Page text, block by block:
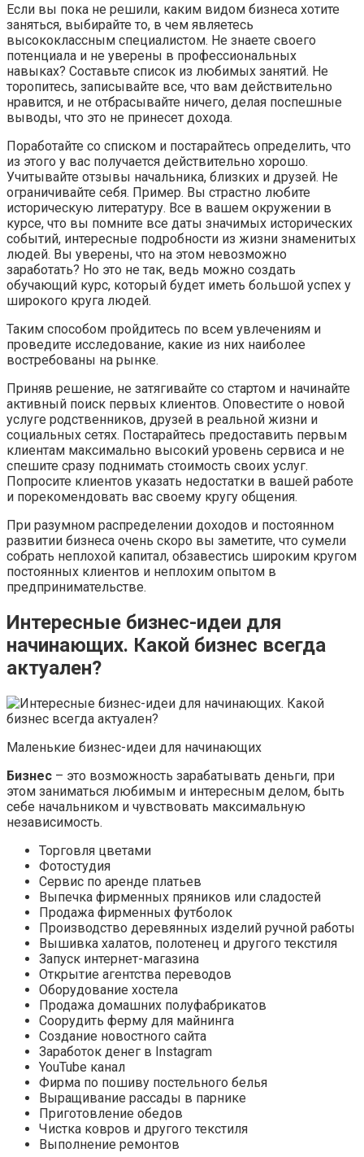
Если вы пока не решили, каким видом бизнеса хотите
заняться, выбирайте то, в чем являетесь
высококлассным специалистом. Не знаете своего
потенциала и не уверены в профессиональных
навыках? Составьте список из любимых занятий. Не
торопитесь, записывайте все, что вам действительно
нравится, и не отбрасывайте ничего, делая поспешные
выводы, что это не принесет дохода.
Поработайте со списком и постарайтесь определить, что
из этого у вас получается действительно хорошо.
Учитывайте отзывы начальника, близких и друзей. Не
ограничивайте себя. Пример. Вы страстно любите
историческую литературу. Все в вашем окружении в
курсе, что вы помните все даты значимых исторических
событий, интересные подробности из жизни знаменитых
людей. Вы уверены, что на этом невозможно
заработать? Но это не так, ведь можно создать
обучающий курс, который будет иметь большой успех у
широкого круга людей.
Таким способом пройдитесь по всем увлечениям и
проведите исследование, какие из них наиболее
востребованы на рынке.
Приняв решение, не затягивайте со стартом и начинайте
активный поиск первых клиентов. Оповестите о новой
услуге родственников, друзей в реальной жизни и
социальных сетях. Постарайтесь предоставить первым
клиентам максимально высокий уровень сервиса и не
спешите сразу поднимать стоимость своих услуг.
Попросите клиентов указать недостатки в вашей работе
и порекомендовать вас своему кругу общения.
При разумном распределении доходов и постоянном
развитии бизнеса очень скоро вы заметите, что сумели
собрать неплохой капитал, обзавестись широким кругом
постоянных клиентов и неплохим опытом в
предпринимательстве.
Интересные бизнес-идеи для
начинающих. Какой бизнес всегда
актуален?
Маленькие бизнес-идеи для начинающих
Бизнес – это возможность зарабатывать деньги, при
этом заниматься любимым и интересным делом, быть
себе начальником и чувствовать максимальную
независимость.
Торговля цветами
Фотостудия
Сервис по аренде платьев
Выпечка фирменных пряников или сладостей
Продажа фирменных футболок
Производство деревянных изделий ручной работы
Вышивка халатов, полотенец и другого текстиля
Запуск интернет-магазина
Открытие агентства переводов
Оборудование хостела
Продажа домашних полуфабрикатов
Соорудить ферму для майнинга
Создание новостного сайта
Заработок денег в Instagram
YouTube канал
Фирма по пошиву постельного белья
Выращивание рассады в парнике
Приготовление обедов
Чистка ковров и другого текстиля
Выполнение ремонтов